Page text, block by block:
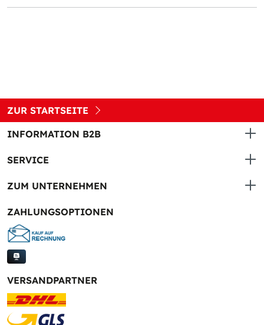
ZUR STARTSEITE
INFORMATION B2B
SERVICE
ZUM UNTERNEHMEN
ZAHLUNGSOPTIONEN
VERSANDPARTNER